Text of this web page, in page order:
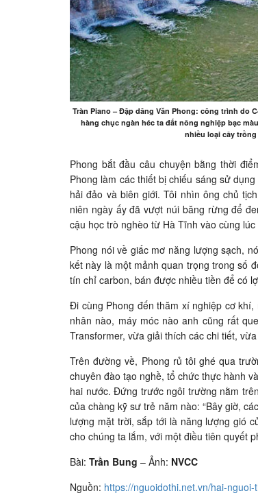
Tràn Piano – Đập dâng Văn Phong: công trình do
hàng chục ngàn héc ta đất nông nghiệp bạc
nhiều loại cây
Phong bắt đầu câu chuyện bằng thời
Phong làm các thiết bị chiếu sáng sử
hải đảo và biên giới. Tôi nhìn ông chủ
niên ngày ấy đã vượt núi băng rừng để
cậu học trò nghèo từ Hà Tĩnh vào cùng
Phong nói về giấc mơ năng lượng sạch,
kết này là một mảnh quan trọng trong số
tín chỉ carbon, bán được nhiều tiền để có
Đi cùng Phong đến thăm xí nghiệp cơ
nhân nào, máy móc nào anh cũng rất
Transformer, vừa giải thích các chi tiết,
Trên đường về, Phong rủ tôi ghé qua
chuyên đào tạo nghề, tổ chức thực hành
hai nước. Đứng trước ngôi trường nằm
của chàng kỹ sư trẻ năm nào: “Bây giờ,
lượng mặt trời, sắp tới là năng lượng gió
cho chúng ta lắm, với một điều tiên quyết
Bài: Trần Bung – Ảnh: NVCC
Nguồn: https://nguoidothi.net.vn/hai-